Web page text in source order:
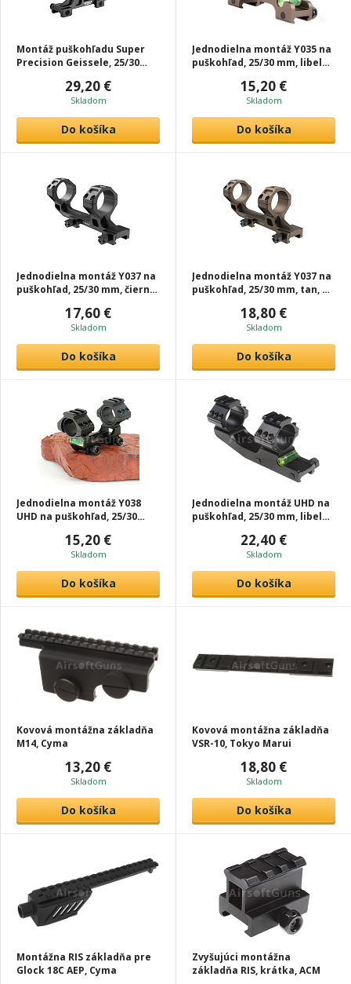
Montáž puškohľadu Super
Precision Geissele, 25/30
29,20 €
Skladom
Do košíka
Jednodielna montáž Y035 na
puškohľad, 25/30 mm, libela,
15,20 €
Skladom
Do košíka
Jednodielna montáž Y037 na
puškohľad, 25/30 mm, čierna,
17,60 €
Skladom
Do košíka
Jednodielna montáž Y037 na
puškohľad, 25/30 mm, tan, T-
18,80 €
Skladom
Do košíka
Jednodielna montáž Y038
UHD na puškohľad, 25/30
15,20 €
Skladom
Do košíka
Jednodielna montáž UHD na
puškohľad, 25/30 mm, libela,
22,40 €
Skladom
Do košíka
Kovová montážna základňa
M14, Cyma
13,20 €
Skladom
Do košíka
Kovová montážna základňa
VSR-10, Tokyo Marui
18,80 €
Skladom
Do košíka
Montážna RIS základňa pre
Glock 18C AEP, Cyma
Zvyšujúci montážna
základňa RIS, krátka, ACM